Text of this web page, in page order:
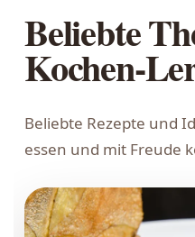
Beliebte
Kochen-
Beliebte Rezepte und
essen und mit Freude